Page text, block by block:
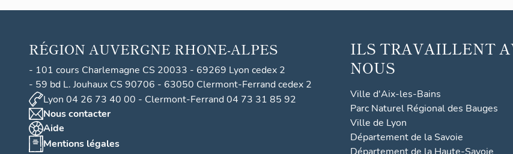
RÉGION AUVERGNE RHONE-ALPES
- 101 cours Charlemagne CS 20033 - 69269 Lyon cedex 2
- 59 bd L. Jouhaux CS 90706 - 63050 Clermont-Ferrand cedex 2
Lyon 04 26 73 40 00 - Clermont-Ferrand 04 73 31 85 92
Nous contacter
Aide
Mentions légales
ILS TRAVAILLENT
NOUS
Ville d'Aix-les-Bains
Parc Naturel Régional des Bauges
Ville de Lyon
Département de la Savoie